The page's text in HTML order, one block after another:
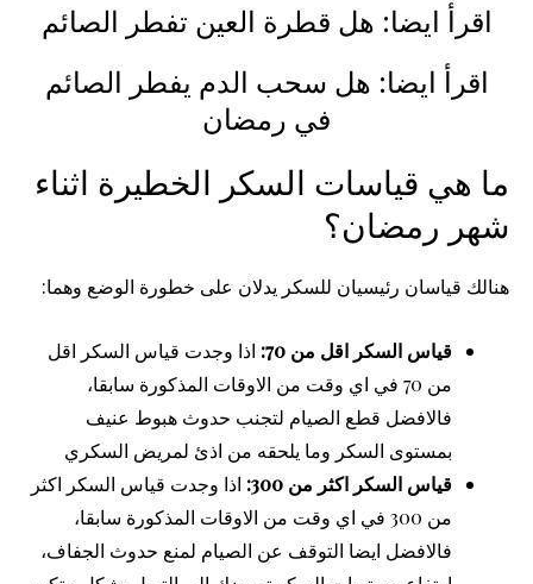
اقرأ ايضا: هل قطرة العين تفطر الصائم
اقرأ ايضا: هل سحب الدم يفطر الصائم
في رمضان
ما هي قياسات السكر الخطيرة اثناء
شهر رمضان؟
هنالك قياسان رئيسيان للسكر يدلان على خطورة الوضع وهما:
قياس السكر اقل من 70:
اذا وجدت قياس السكر اقل
من 70 في اي وقت من الاوقات المذكورة سابقا،
فالافضل قطع الصيام لتجنب حدوث هبوط عنيف
بمستوى السكر وما يلحقه من اذئ لمريض السكري
قياس السكر اكثر من 300:
اذا وجدت قياس السكر اكثر
من 300 في اي وقت من الاوقات المذكورة سابقا،
فالافضل ايضا التوقف عن الصيام لمنع حدوث الجفاف،